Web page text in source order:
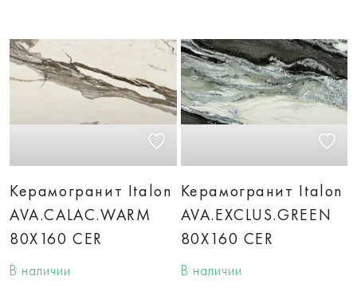
Керамогранит Italon
AVA.CALAC.WARM
80X160 CER
В наличии
Керамогранит Italon
AVA.EXCLUS.GREEN
80X160 CER
В наличии